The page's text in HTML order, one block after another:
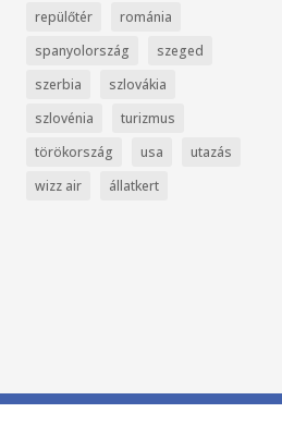
repülőtér
románia
spanyolország
szeged
szerbia
szlovákia
szlovénia
turizmus
törökország
usa
utazás
wizz air
állatkert